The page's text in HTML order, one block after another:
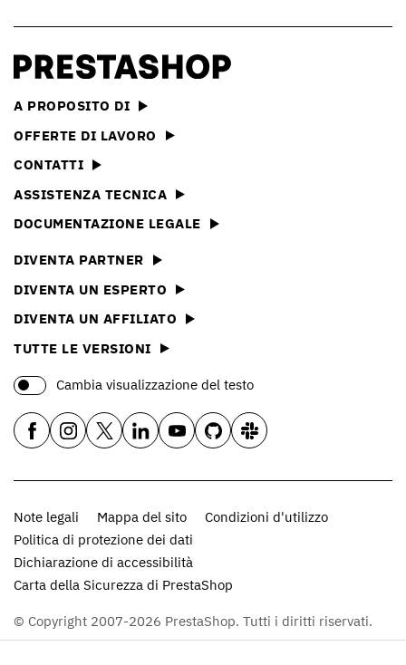
A PROPOSITO DI
OFFERTE DI LAVORO
CONTATTI
ASSISTENZA TECNICA
DOCUMENTAZIONE LEGALE
DIVENTA PARTNER
DIVENTA UN ESPERTO
DIVENTA UN AFFILIATO
TUTTE LE VERSIONI
Cambia visualizzazione del testo
Note legali Mappa del sito
Condizioni d'utilizzo
Politica di protezione dei dati
Dichiarazione di accessibilità
Carta della Sicurezza di PrestaShop
© Copyright 2007-2026 PrestaShop. Tutti i diritti riservati.